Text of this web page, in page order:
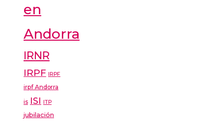
en
Andorra
IRNR
IRPF IRPF
irpf Andorra
is ISI ITP
jubilación